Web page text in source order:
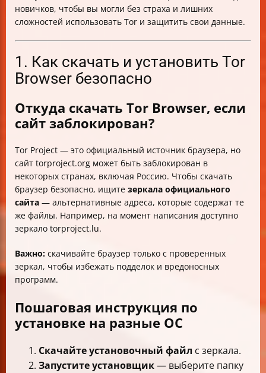
новичков, чтобы вы могли без страха и лишних
сложностей использовать Tor и защитить свои данные.
1. Как скачать и установить Tor
Browser безопасно
Откуда скачать Tor Browser, если
сайт заблокирован?
Tor Project — это официальный источник браузера, но
сайт torproject.org может быть заблокирован в
некоторых странах, включая Россию. Чтобы скачать
браузер безопасно, ищите зеркала официального
сайта — альтернативные адреса, которые содержат те
же файлы. Например, на момент написания доступно
зеркало torproject.lu.
Важно: скачивайте браузер только с проверенных
зеркал, чтобы избежать подделок и вредоносных
программ.
Пошаговая инструкция по
установке на разные ОС
Скачайте установочный файл с зеркала.
Запустите установщик— выберите папку